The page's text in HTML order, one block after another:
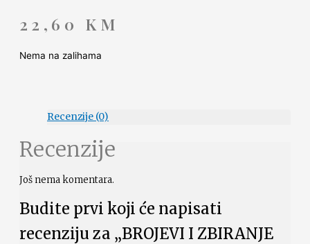
22,60 KM
Nema na zalihama
Recenzije (0)
Recenzije
Još nema komentara.
Budite prvi koji će napisati
recenziju za „BROJEVI I ZBIRANJE